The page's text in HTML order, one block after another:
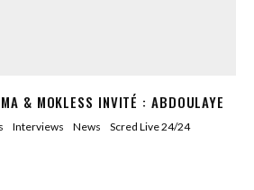
& MOKLESS INVITÉ : ABDOULAYE
Interviews News
Scred Live 24/24